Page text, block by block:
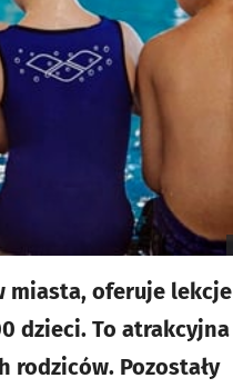
miasta, oferuje lekcje
dzieci. To atrakcyjna
Pozostały